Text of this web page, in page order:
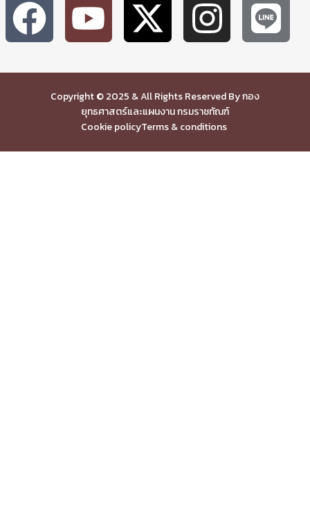
Copyright © 2025 & All Rights Reserved By กอง
ยุทธศาสตร์และแผนงาน กรมราชทัณฑ์
Cookie policyTerms & conditions